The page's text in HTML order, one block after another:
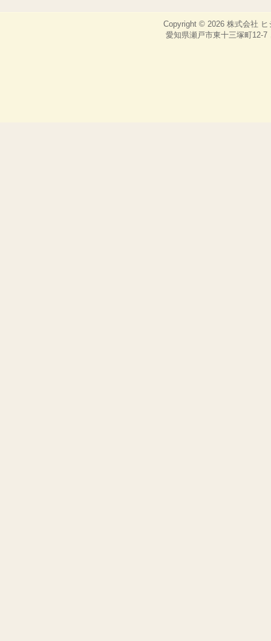
■第8条 （注
乙の都合に
Copyright © 2026 株式会社 ヒ
愛知県瀬戸市東十三塚町12-7